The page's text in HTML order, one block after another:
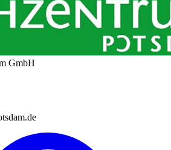
GmbH